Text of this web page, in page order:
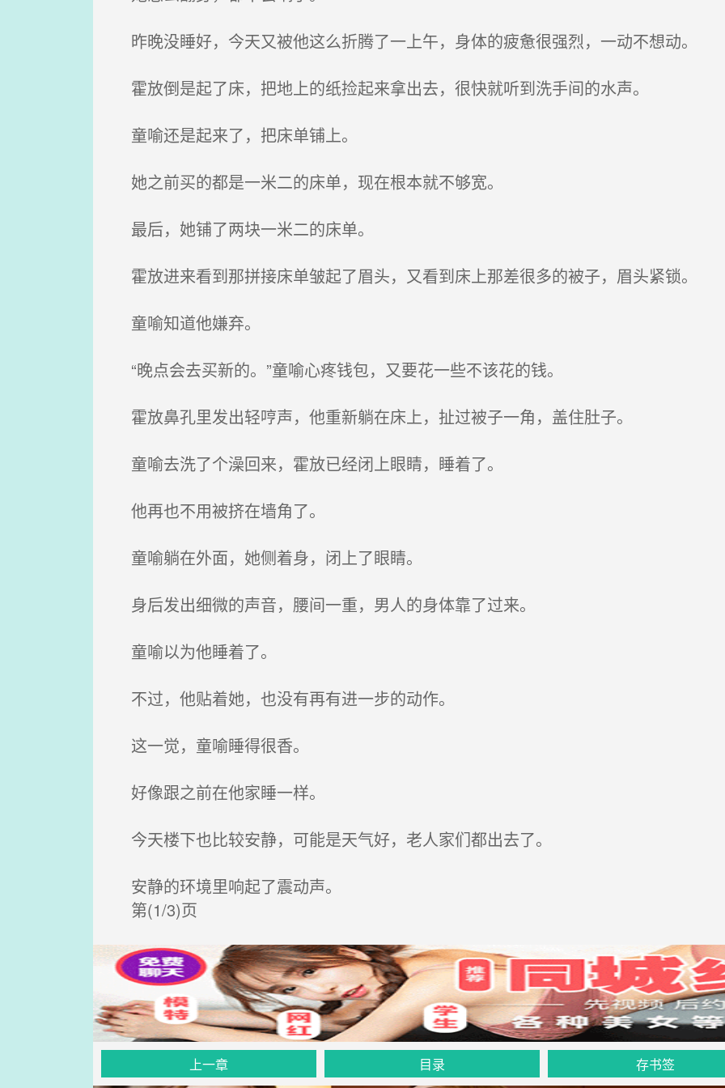
昨晚没睡好，今天又被他这么折腾了一上午，身体的疲惫很强烈，一动不想动。
霍放倒是起了床，把地上的纸捡起来拿出去，很快就听到洗手间的水声。
童喻还是起来了，把床单铺上。
她之前买的都是一米二的床单，现在根本就不够宽。
最后，她铺了两块一米二的床单。
霍放进来看到那拼接床单皱起了眉头，又看到床上那差很多的被子，眉头紧锁。
童喻知道他嫌弃。
“晚点会去买新的。”童喻心疼钱包，又要花一些不该花的钱。
霍放鼻孔里发出轻哼声，他重新躺在床上，扯过被子一角，盖住肚子。
童喻去洗了个澡回来，霍放已经闭上眼睛，睡着了。
他再也不用被挤在墙角了。
童喻躺在外面，她侧着身，闭上了眼睛。
身后发出细微的声音，腰间一重，男人的身体靠了过来。
童喻以为他睡着了。
不过，他贴着她，也没有再有进一步的动作。
这一觉，童喻睡得很香。
好像跟之前在他家睡一样。
今天楼下也比较安静，可能是天气好，老人家们都出去了。
安静的环境里响起了震动声。
第(1/3)页
上一章 目录 存书签